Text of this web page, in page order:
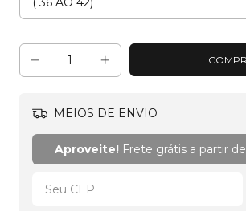
MEIOS DE ENVIO
Aproveite!Frete grátis a partir de